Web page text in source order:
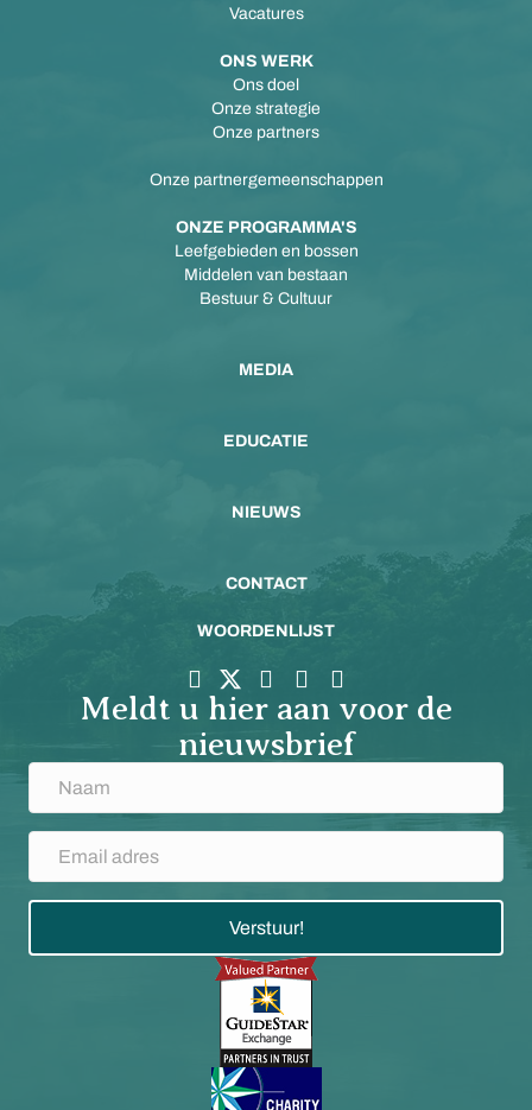
Vacatures
ONS WERK
Ons doel
Onze strategie
Onze partners
Onze partnergemeenschappen
ONZE PROGRAMMA'S
Leefgebieden en bossen
Middelen van bestaan
Bestuur & Cultuur
MEDIA
EDUCATIE
NIEUWS
CONTACT
WOORDENLIJST
Meldt u hier aan voor de
nieuwsbrief
Verstuur!